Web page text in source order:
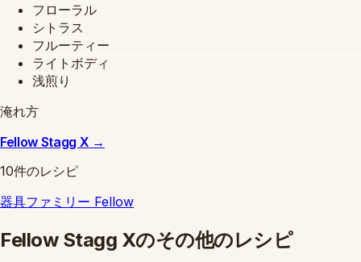
フローラル
シトラス
フルーティー
ライトボディ
浅煎り
淹れ方
Fellow Stagg X →
10件のレシピ
器具ファミリー Fellow
Fellow Stagg Xのその他のレシピ